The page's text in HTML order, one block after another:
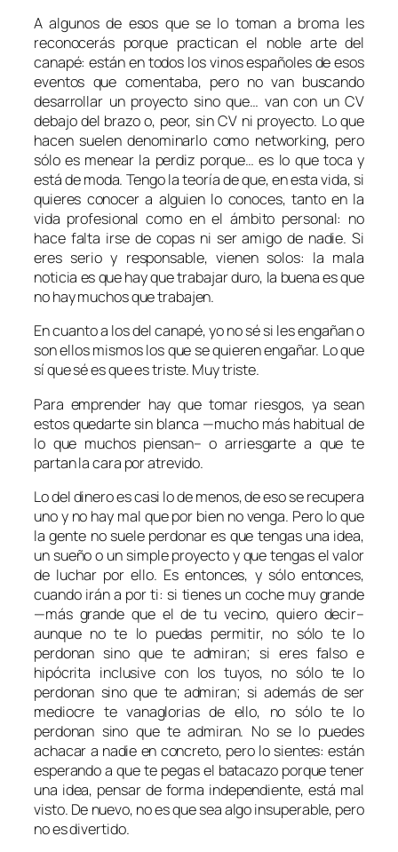
A algunos de esos que se lo toman a broma les
reconocerás porque practican el noble arte del
canapé: están en todos los vinos españoles de esos
eventos que comentaba, pero no van buscando
desarrollar un proyecto sino que… van con un CV
debajo del brazo o, peor, sin CV ni proyecto. Lo que
hacen suelen denominarlo como networking, pero
sólo es menear la perdiz porque… es lo que toca y
está de moda. Tengo la teoría de que, en esta vida, si
quieres conocer a alguien lo conoces, tanto en la
vida profesional como en el ámbito personal: no
hace falta irse de copas ni ser amigo de nadie. Si
eres serio y responsable, vienen solos: la mala
noticia es que hay que trabajar duro, la buena es que
no hay muchos que trabajen.
En cuanto a los del canapé, yo no sé si les engañan o
son ellos mismos los que se quieren engañar. Lo que
sí que sé es que es triste. Muy triste.
Para emprender hay que tomar riesgos, ya sean
estos quedarte sin blanca —mucho más habitual de
lo que muchos piensan– o arriesgarte a que te
partan la cara por atrevido.
Lo del dinero es casi lo de menos, de eso se recupera
uno y no hay mal que por bien no venga. Pero lo que
la gente no suele perdonar es que tengas una idea,
un sueño o un simple proyecto y que tengas el valor
de luchar por ello. Es entonces, y sólo entonces,
cuando irán a por ti: si tienes un coche muy grande
—más grande que el de tu vecino, quiero decir–
aunque no te lo puedas permitir, no sólo te lo
perdonan sino que te admiran; si eres falso e
hipócrita inclusive con los tuyos, no sólo te lo
perdonan sino que te admiran; si además de ser
mediocre te vanaglorias de ello, no sólo te lo
perdonan sino que te admiran. No se lo puedes
achacar a nadie en concreto, pero lo sientes: están
esperando a que te pegas el batacazo porque tener
una idea, pensar de forma independiente, está mal
visto. De nuevo, no es que sea algo insuperable, pero
no es divertido.